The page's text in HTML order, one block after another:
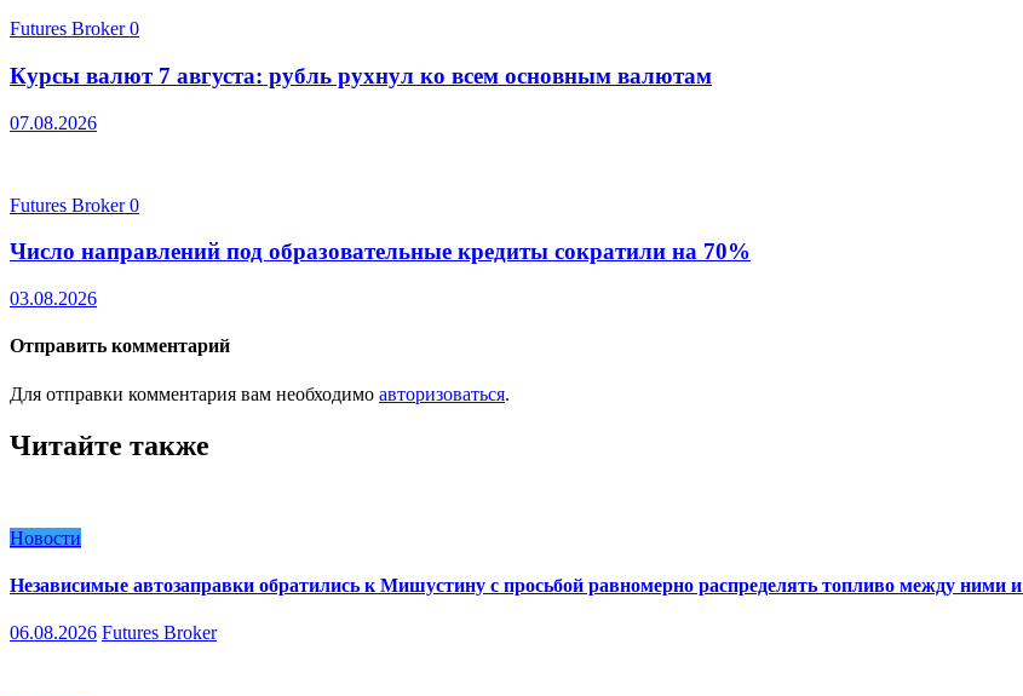
Futures Broker0
Курсы валют 7 августа: рубль рухнул ко всем основным валютам
07.08.2026
Futures Broker0
Число направлений под образовательные кредиты сократили на 70%
03.08.2026
Отправить комментарий
Для отправки комментария вам необходимо авторизоваться.
Читайте также
Новости
Независимые автозаправки обратились к Мишустину с просьбой равномерно распределять топливо между ними
06.08.2026 Futures Broker